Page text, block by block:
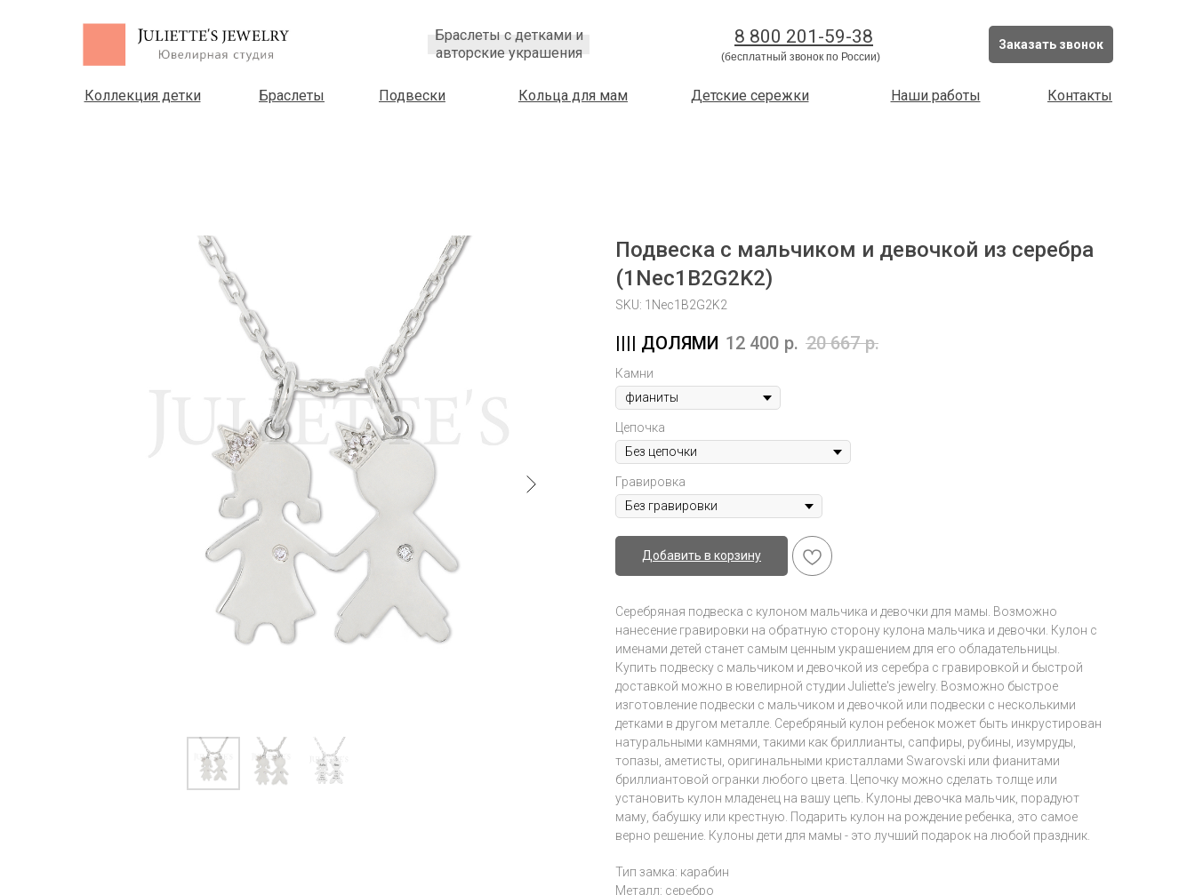
Заказать звонок
8 800 201-59-38
(бесплатный звонок по России)
Браслеты с детками и
авторские украшения
Детские сережки Контакты
Коллекция детки Браслеты Кольца для мам
Подвески Наши работы
Подвеска с мальчиком и девочкой из серебра
(1Nec1B2G2K2)
SKU: 1Nec1B2G2K2
12 400 р. 20 667 р.
Камни
Цепочка
Гравировка
Добавить в корзину
Серебряная подвеска с кулоном мальчика и девочки для мамы. Возможно
нанесение гравировки на обратную сторону кулона мальчика и девочки. Кулон с
именами детей станет самым ценным украшением для его обладательницы.
Купить подвеску с мальчиком и девочкой из серебра с гравировкой и быстрой
доставкой можно в ювелирной студии Juliette's jewelry. Возможно быстрое
изготовление подвески с мальчиком и девочкой или подвески с несколькими
детками в другом металле. Серебряный кулон ребенок может быть инкрустирован
натуральными камнями, такими как бриллианты, сапфиры, рубины, изумруды,
топазы, аметисты, оригинальными кристаллами Swarovski или фианитами
бриллиантовой огранки любого цвета. Цепочку можно сделать толще или
установить кулон младенец на вашу цепь. Кулоны девочка мальчик, порадуют
маму, бабушку или крестную. Подарить кулон на рождение ребенка, это самое
верно решение. Кулоны дети для мамы - это лучший подарок на любой праздник.
Тип замка: карабин
Металл: серебро